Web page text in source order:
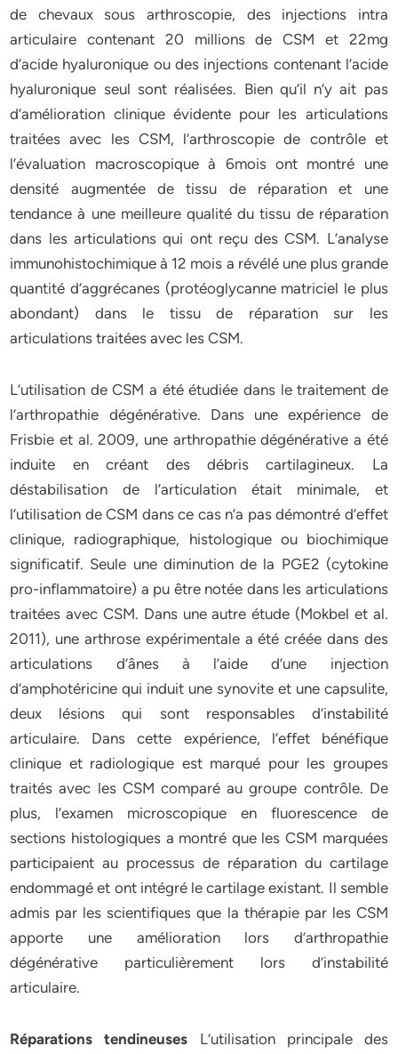
de chevaux sous arthroscopie, des injections intra
articulaire contenant 20 millions de CSM et 22mg
d’acide hyaluronique ou des injections contenant l’acide
hyaluronique seul sont réalisées. Bien qu’il n’y ait pas
d’amélioration clinique évidente pour les articulations
traitées avec les CSM, l’arthroscopie de contrôle et
l’évaluation macroscopique à 6mois ont montré une
densité augmentée de tissu de réparation et une
tendance à une meilleure qualité du tissu de réparation
dans les articulations qui ont reçu des CSM. L’analyse
immunohistochimique à 12 mois a révélé une plus grande
quantité d’aggrécanes (protéoglycanne matriciel le plus
abondant) dans le tissu de réparation sur les
articulations traitées avec les CSM.
L’utilisation de CSM a été étudiée dans le traitement de
l’arthropathie dégénérative. Dans une expérience de
Frisbie et al. 2009, une arthropathie dégénérative a été
induite en créant des débris cartilagineux. La
déstabilisation de l’articulation était minimale, et
l’utilisation de CSM dans ce cas n’a pas démontré d’effet
clinique, radiographique, histologique ou biochimique
significatif. Seule une diminution de la PGE2 (cytokine
pro-inflammatoire) a pu être notée dans les articulations
traitées avec CSM. Dans une autre étude (Mokbel et al.
2011), une arthrose expérimentale a été créée dans des
articulations d’ânes à l’aide d’une injection
d’amphotéricine qui induit une synovite et une capsulite,
deux lésions qui sont responsables d’instabilité
articulaire. Dans cette expérience, l’effet bénéfique
clinique et radiologique est marqué pour les groupes
traités avec les CSM comparé au groupe contrôle. De
plus, l’examen microscopique en fluorescence de
sections histologiques a montré que les CSM marquées
participaient au processus de réparation du cartilage
endommagé et ont intégré le cartilage existant. Il semble
admis par les scientifiques que la thérapie par les CSM
apporte une amélioration lors d’arthropathie
dégénérative particulièrement lors d’instabilité
articulaire.
Réparations tendineuses L’utilisation principale des